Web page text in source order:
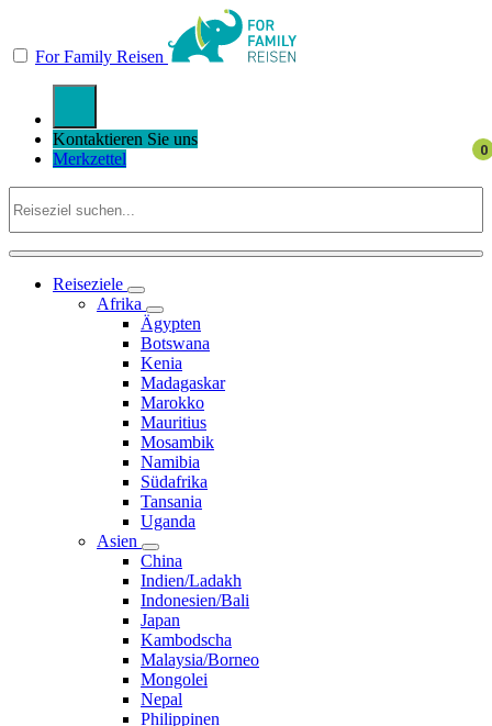
For Family Reisen
Kontaktieren Sie uns
Merkzettel
Reiseziele
Afrika
Ägypten
Botswana
Kenia
Madagaskar
Marokko
Mauritius
Mosambik
Namibia
Südafrika
Tansania
Uganda
Asien
China
Indien/Ladakh
Indonesien/Bali
Japan
Kambodscha
Malaysia/Borneo
Mongolei
Nepal
Philippinen